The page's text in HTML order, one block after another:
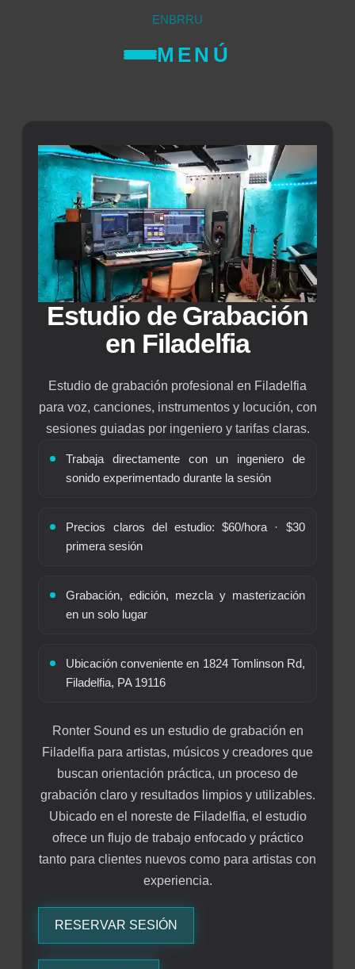
ENBRRU
MENÚ
Estudio de Grabación
en Filadelfia
Estudio de grabación profesional en Filadelfia
para voz, canciones, instrumentos y locución, con
sesiones guiadas por ingeniero y tarifas claras.
Trabaja directamente con un ingeniero de
sonido experimentado durante la sesión
Precios claros del estudio: $60/hora · $30
primera sesión
Grabación, edición, mezcla y masterización
en un solo lugar
Ubicación conveniente en 1824 Tomlinson Rd,
Filadelfia, PA 19116
Ronter Sound es un estudio de grabación en
Filadelfia para artistas, músicos y creadores que
buscan orientación práctica, un proceso de
grabación claro y resultados limpios y utilizables.
Ubicado en el noreste de Filadelfia, el estudio
ofrece un flujo de trabajo enfocado y práctico
tanto para clientes nuevos como para artistas con
experiencia.
RESERVAR SESIÓN